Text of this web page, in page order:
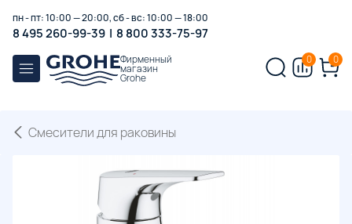
пн - пт: 10:00 — 20:00, сб - вс: 10:00 — 18:00
8 495 260-99-39 | 8 800 333-75-97
Фирменный
магазин
Grohe
0 0
Смесители для раковины